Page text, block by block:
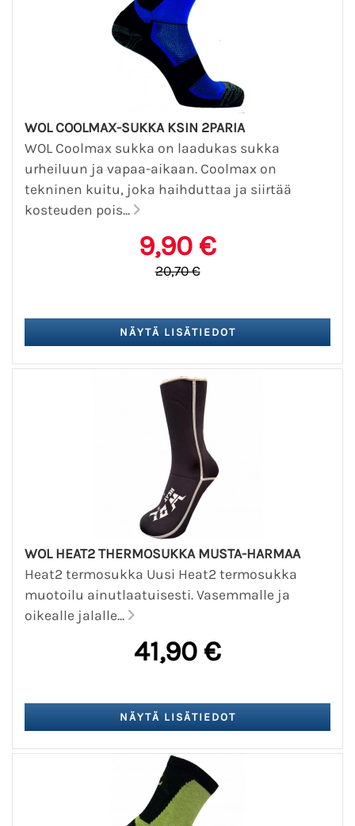
WOL COOLMAX-SUKKA KSIN 2PARIA
WOL Coolmax sukka on laadukas sukka
urheiluun ja vapaa-aikaan. Coolmax on
tekninen kuitu, joka haihduttaa ja siirtää
kosteuden pois...
9,90 €
20,70 €
WOL HEAT2 THERMOSUKKA MUSTA-HARMAA
Heat2 termosukka Uusi Heat2 termosukka
muotoilu ainutlaatuisesti. Vasemmalle ja
oikealle jalalle...
41,90 €